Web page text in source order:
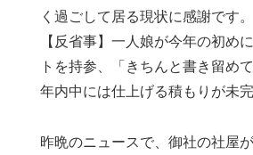
く過ごして居る現状に感謝です。
【反省事】一人娘が今年の初め
トを持参、「きちんと書き留め
年内中には仕上げる積もりが未完
昨晩のニュースで、御社の社屋